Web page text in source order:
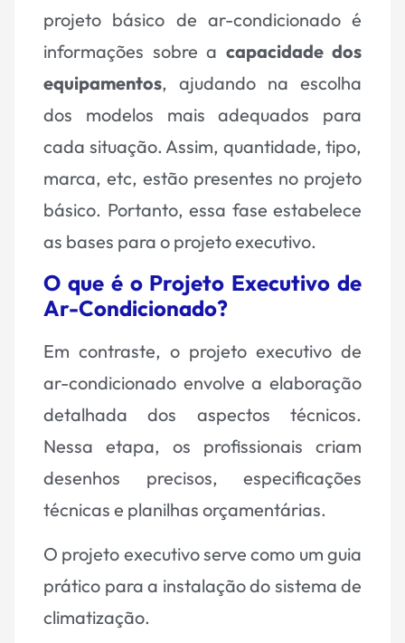
projeto básico de ar-condicionado é
informações sobre a capacidade dos
equipamentos, ajudando na escolha
dos modelos mais adequados para
cada situação. Assim, quantidade, tipo,
marca, etc, estão presentes no projeto
básico. Portanto, essa fase estabelece
as bases para o projeto executivo.
O que é o Projeto Executivo de
Ar-Condicionado?
Em contraste, o projeto executivo de
ar-condicionado envolve a elaboração
detalhada dos aspectos técnicos.
Nessa etapa, os profissionais criam
desenhos precisos, especificações
técnicas e planilhas orçamentárias.
O projeto executivo serve como um guia
prático para a instalação do sistema de
climatização.